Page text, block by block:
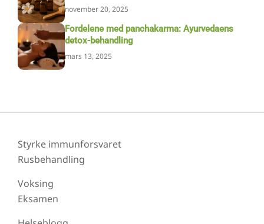
november 20, 2025
Fordelene med panchakarma: Ayurvedaens
detox-behandling
mars 13, 2025
Styrke immunforsvaret
Rusbehandling
Voksing
Eksamen